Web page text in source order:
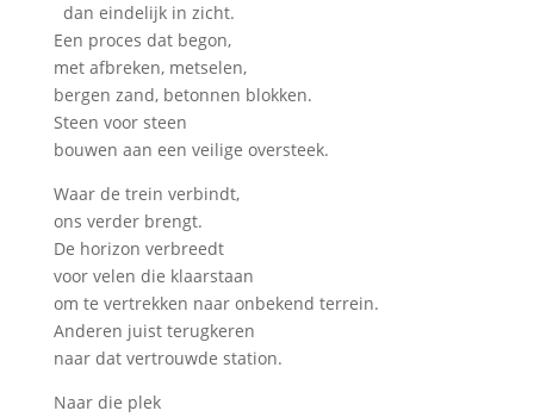
dan eindelijk in zicht.
Een proces dat begon,
met afbreken, metselen,
bergen zand, betonnen blokken.
Steen voor steen
bouwen aan een veilige oversteek.
Waar de trein verbindt,
ons verder brengt.
De horizon verbreedt
voor velen die klaarstaan
om te vertrekken naar onbekend terrein.
Anderen juist terugkeren
naar dat vertrouwde station.
Naar die plek